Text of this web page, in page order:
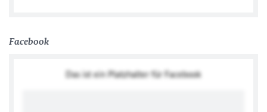
Facebook
Das ist ein Platzhalter für Facebook